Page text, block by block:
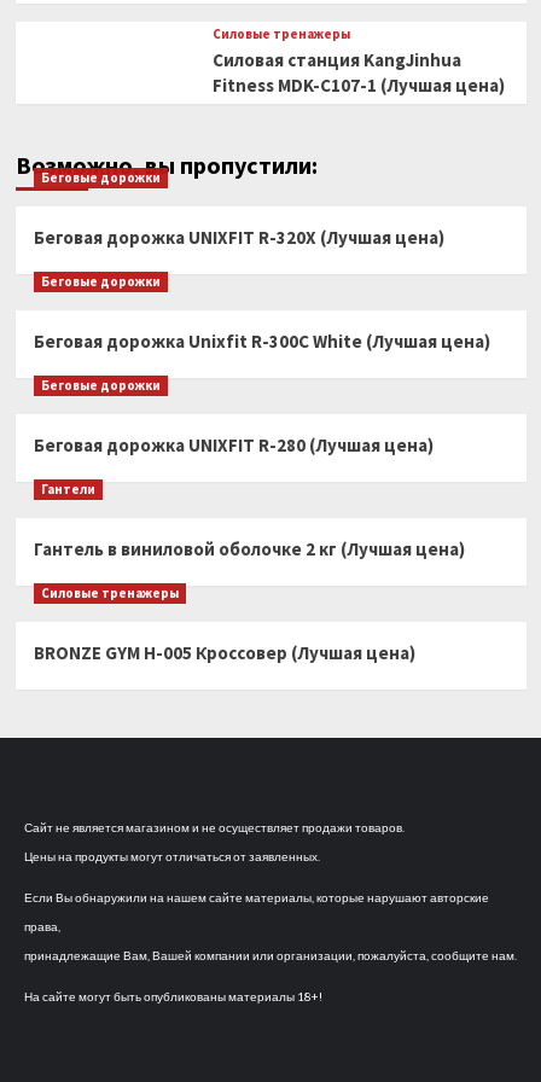
Силовые тренажеры
Силовая станция KangJinhua
Fitness MDK-C107-1 (Лучшая цена)
Возможно, вы пропустили:
Беговые дорожки
Беговая дорожка UNIXFIT R-320X (Лучшая цена)
Беговые дорожки
Беговая дорожка Unixfit R-300C White (Лучшая цена)
Беговые дорожки
Беговая дорожка UNIXFIT R-280 (Лучшая цена)
Гантели
Гантель в виниловой оболочке 2 кг (Лучшая цена)
Силовые тренажеры
BRONZE GYM H-005 Кроссовер (Лучшая цена)
Сайт не является магазином и не осуществляет продажи товаров.
Цены на продукты могут отличаться от заявленных.
Если Вы обнаружили на нашем сайте материалы, которые нарушают авторские
права,
принадлежащие Вам, Вашей компании или организации, пожалуйста, сообщите нам.
На сайте могут быть опубликованы материалы 18+!